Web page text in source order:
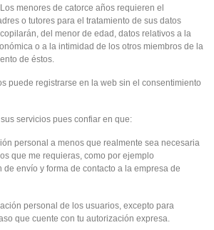
menores de catorce años requieren el
o tutores para el tratamiento de sus datos
del menor de edad, datos relativos a la
o a la intimidad de los otros miembros de la
de éstos.
puede registrarse en la web sin el consentimiento
servicios pues confiar en que:
personal a menos que realmente sea necesaria
que me requieras, como por ejemplo
envío y forma de contacto a la empresa de
personal de los usuarios, excepto para
que cuente con tu autorización expresa.